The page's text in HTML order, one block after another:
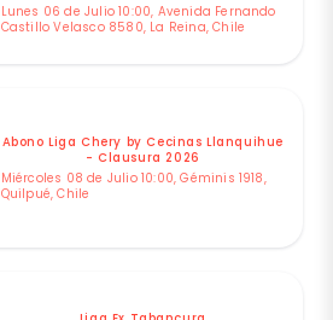
Lunes 06 de Julio 10:00, Avenida Fernando
Castillo Velasco 8580, La Reina, Chile
Abono Liga Chery by Cecinas Llanquihue
- Clausura 2026
Miércoles 08 de Julio 10:00, Géminis 1918,
Quilpué, Chile